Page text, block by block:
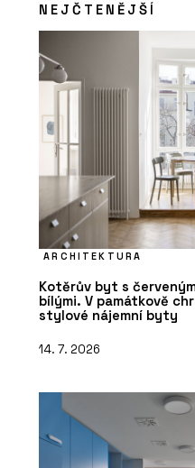
NEJČTENĚJŠÍ
ARCHITEKTURA
Kotěrův byt s
bílými. V památkově
stylové nájemní byty
14. 7. 2026